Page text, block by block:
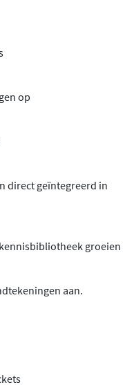
op
direct geïntegreerd in
groeien
aan.